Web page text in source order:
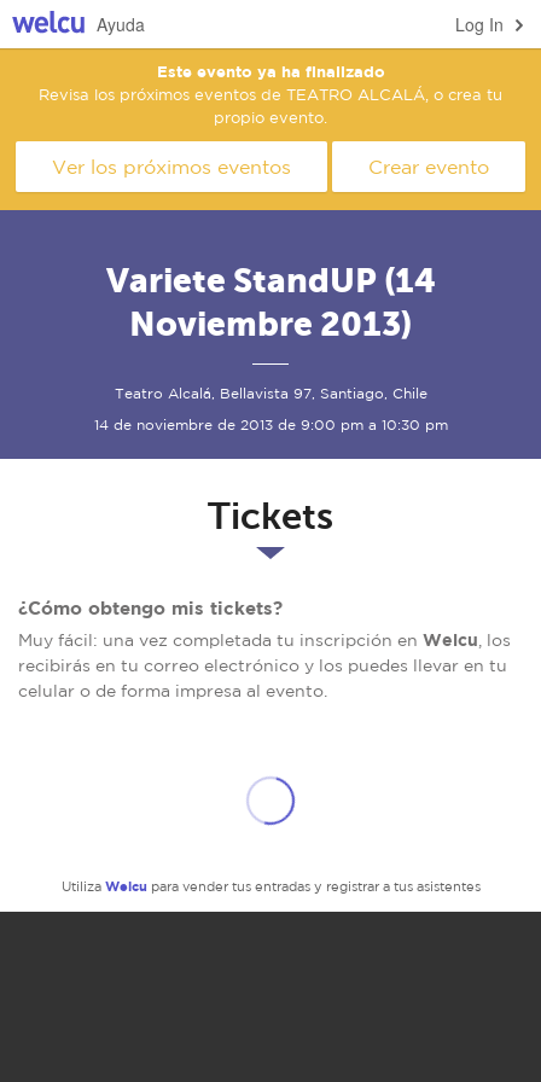
Log In
Ayuda
Este evento ya ha finalizado
Revisa los próximos eventos de TEATRO ALCALÁ, o crea tu
propio evento.
Ver los próximos eventos Crear evento
Variete StandUP (14
Noviembre 2013)
Teatro Alcalá, Bellavista 97, Santiago, Chile
14 de noviembre de 2013 de 9:00 pm a 10:30 pm
Tickets
¿Cómo obtengo mis tickets?
Muy fácil: una vez completada tu inscripción en Welcu , los
recibirás en tu correo electrónico y los puedes llevar en tu
celular o de forma impresa al evento.
Utiliza Welcu para vender tus entradas y registrar a tus asistentes